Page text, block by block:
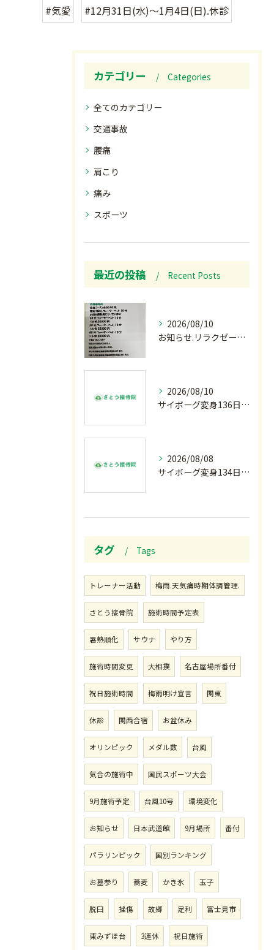
#気愛 #12月31日(水)〜1月4日(日).休診
カテゴリー Categories
全てのカテゴリー
交通事故
腰痛
肩こり
痛み
スポーツ
最近の投稿 Recent Posts
2026/08/10
お知らせ.リラクゼーション柔.回数券発売
2026/08/10
サイボーグ変身136日目.長崎.原爆81年.恩師命日.柔道インターハイ. メイクデビュー.2歳ダリア賞.GⅢ.エルムS. GⅢ.レパードS. GⅢ.CBC賞.応援印結果…月曜の朝〜
2026/08/08
サイボーグ変身134日目.ゾロ目.お盆休み.甲子園.佐野日大.麦倉監督37年振り白星.柔道インターハイ.2歳ダリア賞.GⅢ.エルムS. GⅢ.レパードS. GⅢ.CBC賞.応援印…土曜の朝〜
タグ Tags
トレーナー活動 梅雨.天気痛時期体調管理.
さとう接骨院 施術時間予定表
暑熱順化 サウナ やり方
施術時間変更 大相撲 名古屋場所番付
祝日施術時間 梅雨明け宣言 関東
休診 関西合宿 お盆休み
オリンピック メダル数 台風
気合の施術中 国民スポーツ大会
9月施術予定 台風10号 環境変化
お知らせ 日本武道館 9月場所 番付
パラリンピック 国別ランキング
お墓参り 蕎麦 かき氷 玉子
脱臼 挫傷 故郷 足利 富士見市
東みずほ台 3連休 祝日施術